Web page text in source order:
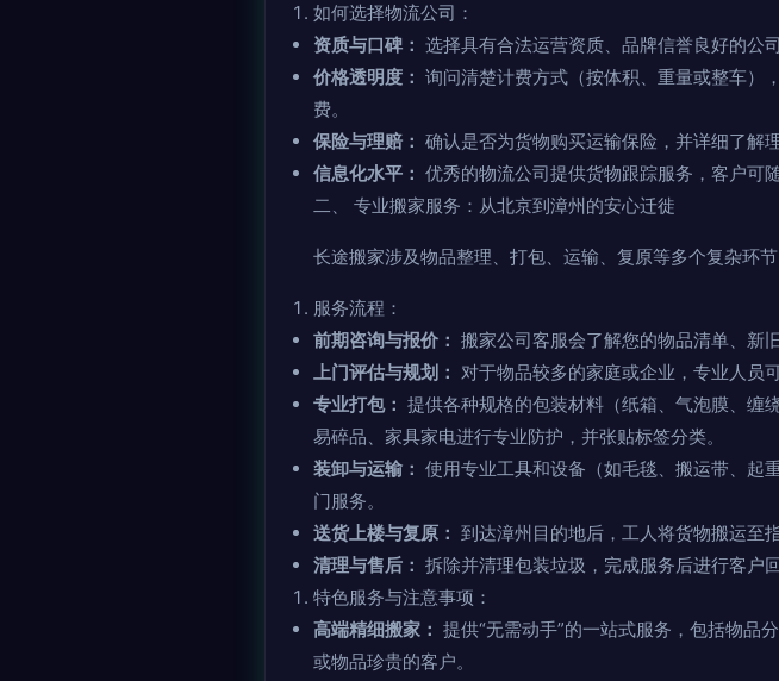
如何选择物流公司：
资质与口碑： 选择具有合法运营资质、品牌信誉良好的公
价格透明度： 询问清楚计费方式（按体积、重量或整车）
费。
保险与理赔： 确认是否为货物购买运输保险，并详细了解
信息化水平： 优秀的物流公司提供货物跟踪服务，客户可
二、 专业搬家服务：从北京到漳州的安心迁徙
长途搬家涉及物品整理、打包、运输、复原等多个复杂环
服务流程：
前期咨询与报价： 搬家公司客服会了解您的物品清单、新
上门评估与规划： 对于物品较多的家庭或企业，专业人员
专业打包： 提供各种规格的包装材料（纸箱、气泡膜、缠
易碎品、家具家电进行专业防护，并张贴标签分类。
装卸与运输： 使用专业工具和设备（如毛毯、搬运带、起
门服务。
送货上楼与复原： 到达漳州目的地后，工人将货物搬运至
清理与售后： 拆除并清理包装垃圾，完成服务后进行客户回
特色服务与注意事项：
高端精细搬家： 提供“无需动手”的一站式服务，包括物品
或物品珍贵的客户。